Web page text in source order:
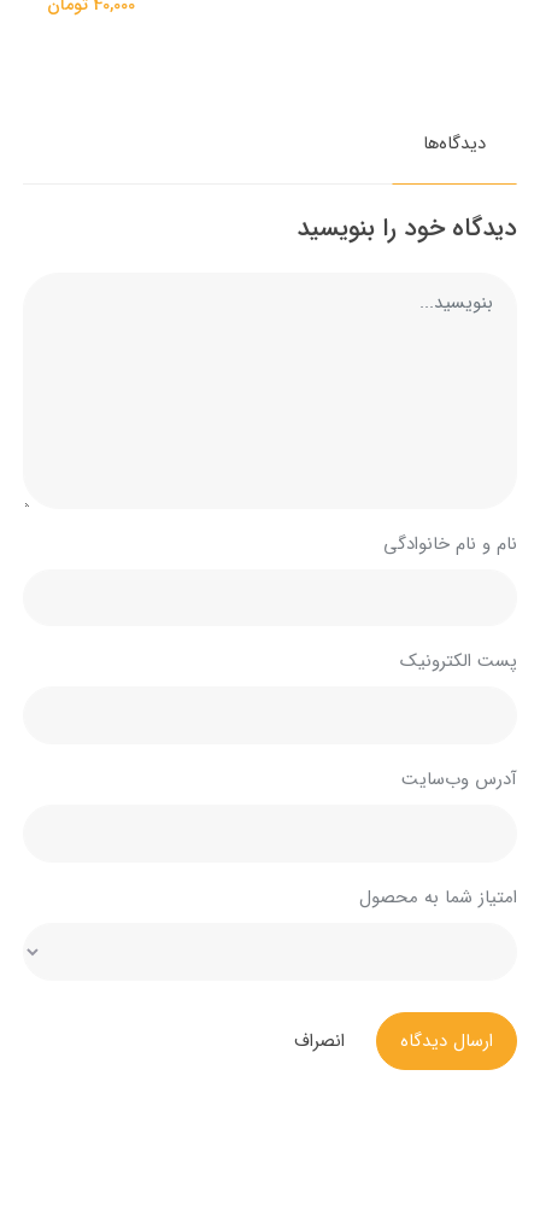
دیدگاه‌ها
دیدگاه خود را بنویسید
نام و نام خانوادگی
پست الکترونیک
آدرس وب‌سایت
امتیاز شما به محصول
ارسال دیدگاه انصراف